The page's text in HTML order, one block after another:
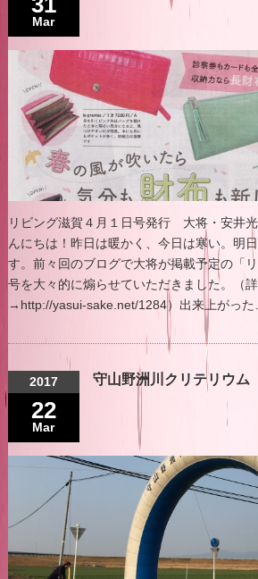
Mar
リビング滋賀４月１日号発行 大将・安井
んにちは！昨日は暖かく、今日は寒い。明
す。前々回のブログで大将が掲載予定の「
号を大々的に煽らせていただきました。（
→http://yasui-sake.net/1284）出来上がった
2017
22
Mar
守山野洲川クリテリウム